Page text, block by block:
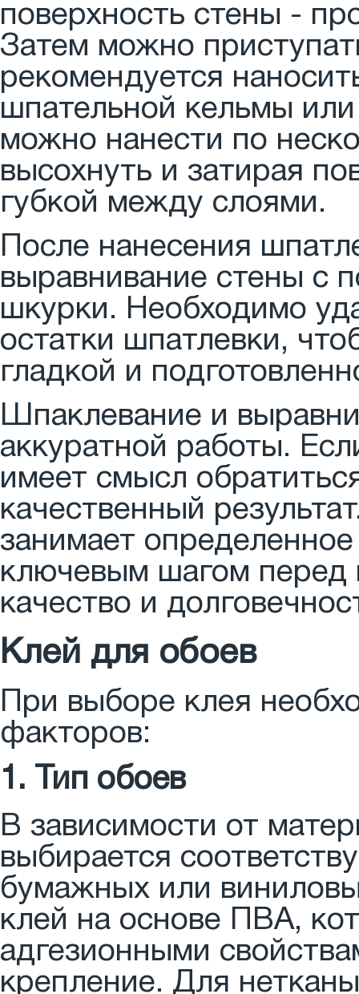
поверхность стены -
Затем можно
рекомендуется
шпательной кельмы
можно нанести по
высохнуть и затирая
губкой между слоями.
После нанесения
выравнивание стены
шкурки. Необходимо
остатки шпатлевки,
гладкой и
Шпаклевание и
аккуратной работы.
имеет смысл
качественный
занимает
ключевым шагом перед
качество и
Клей для обоев
При выборе клея
факторов:
1. Тип обоев
В зависимости от
выбирается
бумажных или
клей на основе ПВА,
адгезионными
крепление. Для